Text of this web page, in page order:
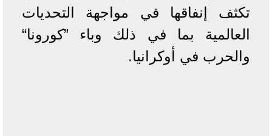
تكثف إنفاقها في مواجهة التحديات
العالمية بما في ذلك وباء ”كورونا“
والحرب في أوكرانيا.